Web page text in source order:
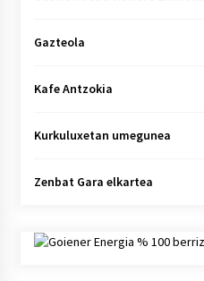
Gazteola
Kafe Antzokia
Kurkuluxetan umegunea
Zenbat Gara elkartea